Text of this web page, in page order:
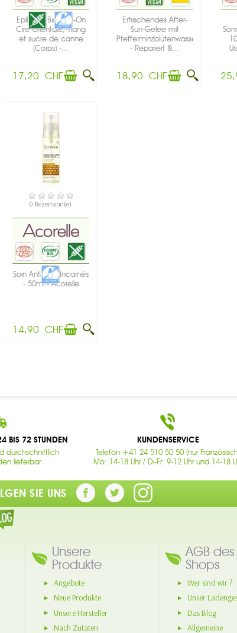
Epilation Bio: Roll-On
Cire Orientale, Ylang
et sucre de canne
(Corps) -...
17,20 CHF
Erfrischendes After-
Sun-Gelee mit
Pfefferminzblütenwasser
- Repariert &...
18,90 CHF
VERFÜGBAR
0 Rezension(e)
Soin Anti Poils Incarnés
- 50ml - Acorelle
14,90 CHF
BIS 72 STUNDEN
durchschnittlich
lieferbar
KUNDENSERVICE
Telefon +41 24 510 50 50 (nur
Mo: 14-18 Uhr / Di-Fr: 9-12 Uhr und 14-18
SIE UNS
Unsere
Produkte
Angebote
Neue Produkte
Unsere Hersteller
Nach Zutaten
AGB des
Shops
Wer sind wir ?
Unser
Das Blog
Allgemeine